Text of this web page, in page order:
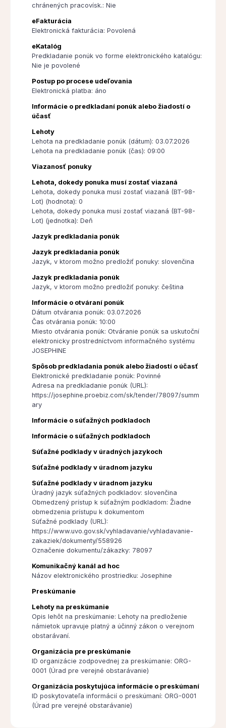
chránených pracovísk.: Nie
eFakturácia
Elektronická fakturácia: Povolená
eKatalóg
Predkladanie ponúk vo forme elektronického katalógu:
Nie je povolené
Postup po procese udeľovania
Elektronická platba: áno
Informácie o predkladaní ponúk alebo žiadostí o
účasť
Lehoty
Lehota na predkladanie ponúk (dátum): 03.07.2026
Lehota na predkladanie ponúk (čas): 09:00
Viazanosť ponuky
Lehota, dokedy ponuka musí zostať viazaná
Lehota, dokedy ponuka musí zostať viazaná (BT-98-
Lot) (hodnota): 0
Lehota, dokedy ponuka musí zostať viazaná (BT-98-
Lot) (jednotka): Deň
Jazyk predkladania ponúk
Jazyk predkladania ponúk
Jazyk, v ktorom možno predložiť ponuky: slovenčina
Jazyk predkladania ponúk
Jazyk, v ktorom možno predložiť ponuky: čeština
Informácie o otváraní ponúk
Dátum otvárania ponúk: 03.07.2026
Čas otvárania ponúk: 10:00
Miesto otvárania ponúk: Otváranie ponúk sa uskutoční
elektronicky prostredníctvom informačného systému
JOSEPHINE
Spôsob predkladania ponúk alebo žiadostí o účasť
Elektronické predkladanie ponúk: Povinné
Adresa na predkladanie ponúk (URL):
https://josephine.proebiz.com/sk/tender/78097/summ
ary
Informácie o súťažných podkladoch
Informácie o súťažných podkladoch
Súťažné podklady v úradných jazykoch
Súťažné podklady v úradnom jazyku
Súťažné podklady v úradnom jazyku
Úradný jazyk súťažných podkladov: slovenčina
Obmedzený prístup k súťažným podkladom: Žiadne
obmedzenia prístupu k dokumentom
Súťažné podklady (URL):
https://www.uvo.gov.sk/vyhladavanie/vyhladavanie-
zakaziek/dokumenty/558926
Označenie dokumentu/zákazky: 78097
Komunikačný kanál ad hoc
Názov elektronického prostriedku: Josephine
Preskúmanie
Lehoty na preskúmanie
Opis lehôt na preskúmanie: Lehoty na predloženie
námietok upravuje platný a účinný zákon o verejnom
obstarávaní.
Organizácia pre preskúmanie
ID organizácie zodpovednej za preskúmanie: ORG-
0001 (Úrad pre verejné obstarávanie)
Organizácia poskytujúca informácie o preskúmaní
ID poskytovateľa informácií o preskúmaní: ORG-0001
(Úrad pre verejné obstarávanie)